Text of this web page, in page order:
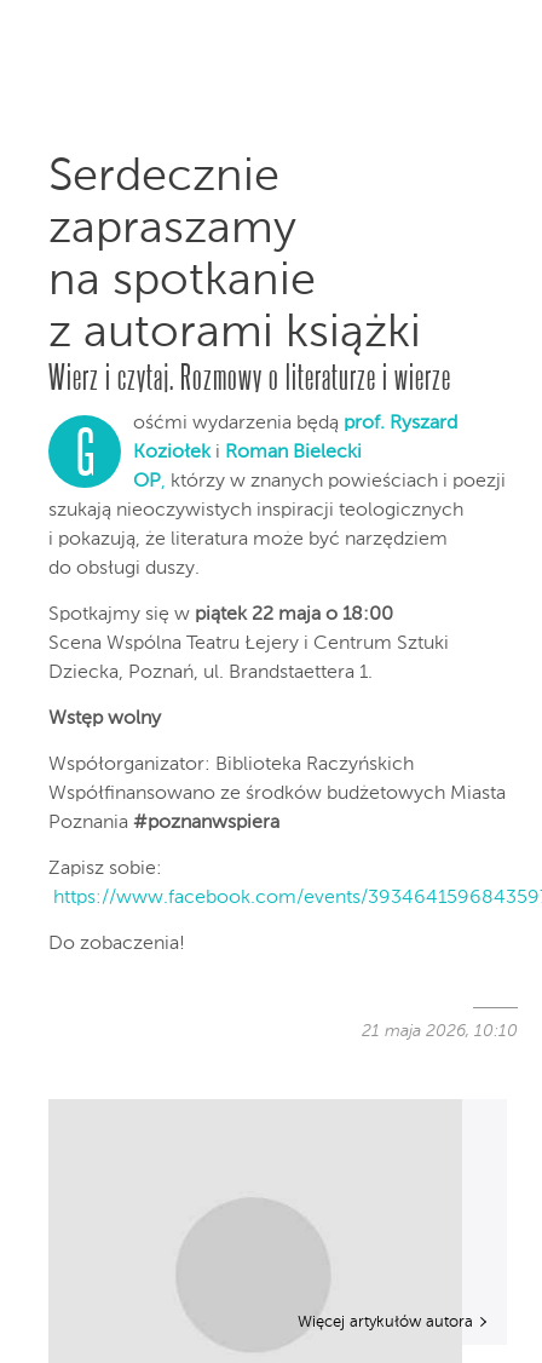
Serdecznie
zapraszamy
na spotkanie
z autorami książki
Wierz i czytaj. Rozmowy o literaturze i wierze
G ośćmi wydarzenia będą prof. Ryszard
Koziołek i Roman Bielecki
OP, którzy w znanych powieściach i poezji
szukają nieoczywistych inspiracji teologicznych
i pokazują, że literatura może być narzędziem
do obsługi duszy.
Spotkajmy się w piątek 22 maja o 18:00
Scena Wspólna Teatru Łejery i Centrum Sztuki
Dziecka, Poznań, ul. Brandstaettera 1.
Wstęp wolny
Współorganizator: Biblioteka Raczyńskich
Współfinansowano ze środków budżetowych Miasta
Poznania #poznanwspiera
Zapisz sobie:
https://www.facebook.com/events/
Do zobaczenia!
21 maja 2026, 10:10
Więcej artykułów autora